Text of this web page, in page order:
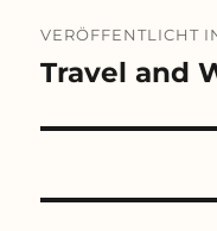
VERÖFFENTLICHT
Travel and